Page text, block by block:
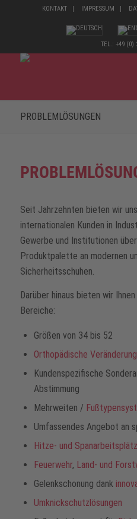
KONTAKT IMPRESSUM
TEL.: +49 (0)
PROBLEMLÖSUNGEN
Seit Jahrzehnten bieten wir
internationalen Kunden in
Gewerbe und Institutionen
Produktpalette an modernen
Sicherheitsschuhen.
Darüber hinaus bieten wir
Bereiche:
Größen von 34 bis 52
Orthopädische
Kundenspezifische
Abstimmung
Mehrweiten /
Umfassendes Angebot an
Hitze- und
Feuerwehr, Land- und
Gelenkschonung dank
Umknickschutzlösungen